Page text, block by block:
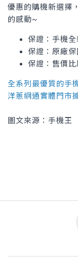
優惠的購機新選擇
的感動~
保證：手機
保證：原廠
保證：售價
全系列最優質的手
洋蔥網通實體門市
圖文來源：手機王